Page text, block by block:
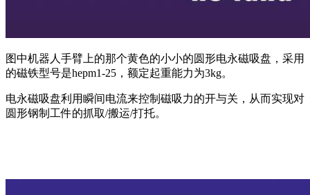
图中机器人手臂上的那个黄色的小小的圆形电永磁吸盘，采用
的磁铁型号是hepm1-25 ，额定起重能力为3kg。
电永磁吸盘利用瞬间电流来控制磁吸力的开与关，从而实现对
圆形钢制工件的抓取/搬运/打托。